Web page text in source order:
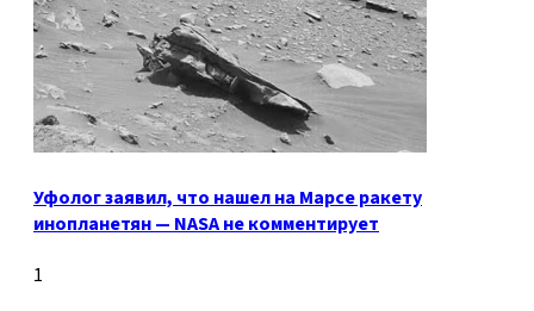
Уфолог заявил, что нашел на Марсе ракету
инопланетян — NASA не комментирует
1